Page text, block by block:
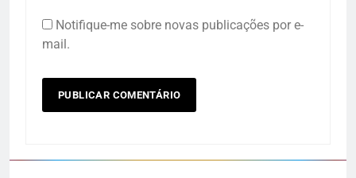
Notifique-me sobre novas publicações por e-
mail.